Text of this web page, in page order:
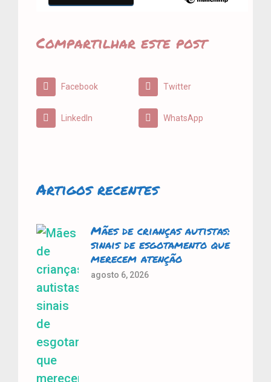
Compartilhar este post
Facebook Twitter
LinkedIn WhatsApp
Artigos recentes
Mães de crianças autistas:
sinais de esgotamento que
merecem atenção
agosto 6, 2026